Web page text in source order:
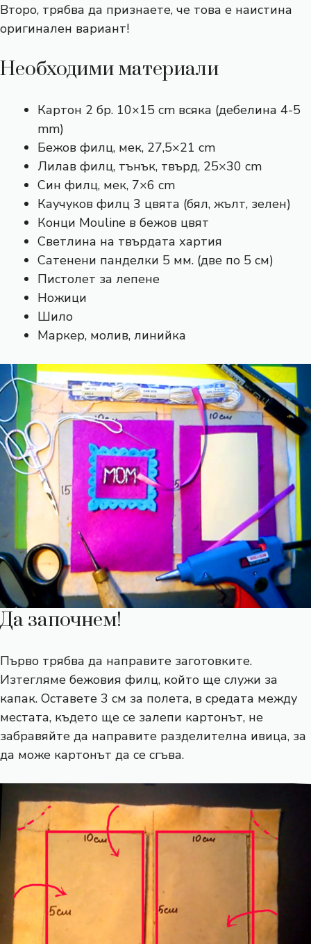
Второ, трябва да признаете, че това е наистина
оригинален вариант!
Необходими материали
Картон 2 бр. 10×15 cm всяка (дебелина 4-5
mm)
Бежов филц, мек, 27,5×21 cm
Лилав филц, тънък, твърд, 25×30 cm
Син филц, мек, 7×6 cm
Каучуков филц 3 цвята (бял, жълт, зелен)
Конци Mouline в бежов цвят
Светлина на твърдата хартия
Сатенени панделки 5 мм. (две по 5 см)
Пистолет за лепене
Ножици
Шило
Маркер, молив, линийка
Да започнем!
Първо трябва да направите заготовките.
Изтегляме бежовия филц, който ще служи за
капак. Оставете 3 см за полета, в средата между
местата, където ще се залепи картонът, не
забравяйте да направите разделителна ивица, за
да може картонът да се сгъва.